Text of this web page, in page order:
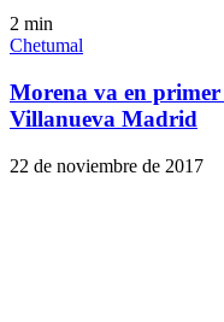
2 min
Chetumal
Morena va en
Villanueva Madrid
22 de noviembre de 2017